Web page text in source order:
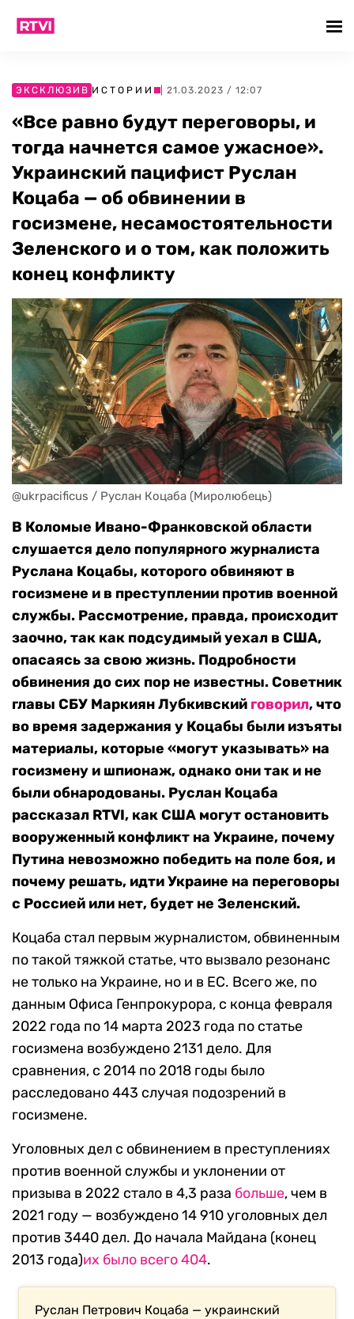
ЭКСКЛЮЗИВ ИСТОРИИ | 21.03.2023 / 12:07
«Все равно будут переговоры, и
тогда начнется самое ужасное».
Украинский пацифист Руслан
Коцаба — об обвинении в
госизмене, несамостоятельности
Зеленского и о том, как положить
конец конфликту
@ukrpacificus / Руслан Коцаба (Миролюбець)
В Коломые Ивано-Франковской области
слушается дело популярного журналиста
Руслана Коцабы, которого обвиняют в
госизмене и в преступлении против военной
службы. Рассмотрение, правда, происходит
заочно, так как подсудимый уехал в США,
опасаясь за свою жизнь. Подробности
обвинения до сих пор не известны. Советник
главы СБУ Маркиян Лубкивский говорил, что
во время задержания у Коцабы были изъяты
материалы, которые «могут указывать» на
госизмену и шпионаж, однако они так и не
были обнародованы. Руслан Коцаба
рассказал RTVI, как США могут остановить
вооруженный конфликт на Украине, почему
Путина невозможно победить на поле боя, и
почему решать, идти Украине на переговоры
с Россией или нет, будет не Зеленский.
Коцаба стал первым журналистом, обвиненным
по такой тяжкой статье, что вызвало резонанс
не только на Украине, но и в ЕС. Всего же, по
данным Офиса Генпрокурора, с конца февраля
2022 года по 14 марта 2023 года по статье
госизмена возбуждено 2131 дело. Для
сравнения, с 2014 по 2018 годы было
расследовано 443 случая подозрений в
госизмене.
Уголовных дел с обвинением в преступлениях
против военной службы и уклонении от
призыва в 2022 стало в 4,3 раза больше, чем в
2021 году — возбуждено 14 910 уголовных дел
против 3440 дел. До начала Майдана (конец
2013 года)их было всего 404.
Руслан Петрович Коцаба — украинский